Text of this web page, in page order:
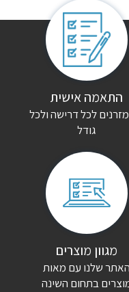
לפעם הבאה שאגיב.
התאמה אישית
לכל דרישה ולכל
גודל
מגוון מוצרים
האתר שלנו עם מאות
בתחום השינה